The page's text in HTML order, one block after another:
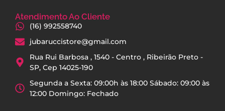
Atendimento Ao Cliente
(16) 992558740
jubaruccistore@gmail.com
Rua Rui Barbosa , 1540 - Centro , Ribeirão Preto -
SP, Cep 14025-190
Segunda a Sexta: 09:00h às 18:00 Sábado: 09:00 às
12:00 Domingo: Fechado